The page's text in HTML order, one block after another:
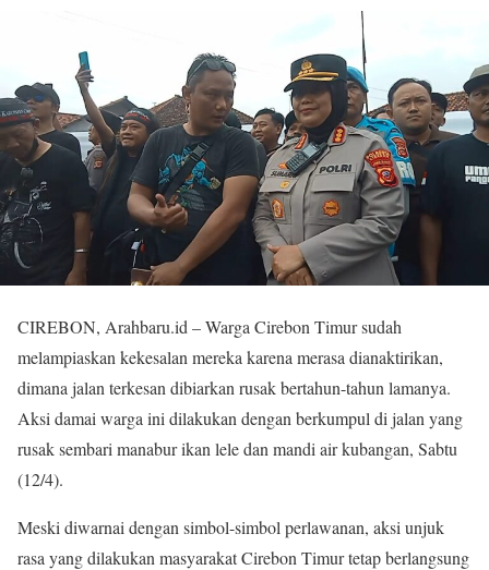
CIREBON, Arahbaru.id – Warga Cirebon Timur sudah
melampiaskan kekesalan mereka karena merasa dianaktirikan,
dimana jalan terkesan dibiarkan rusak bertahun-tahun lamanya.
Aksi damai warga ini dilakukan dengan berkumpul di jalan yang
rusak sembari manabur ikan lele dan mandi air kubangan, Sabtu
(12/4).
Meski diwarnai dengan simbol-simbol perlawanan, aksi unjuk
rasa yang dilakukan masyarakat Cirebon Timur tetap berlangsung